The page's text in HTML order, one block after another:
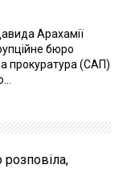
Арахамії
бюро
прокуратура (САП)
розповіла,